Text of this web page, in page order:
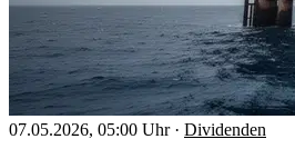
07.05.2026, 05:00 Uhr · Dividenden